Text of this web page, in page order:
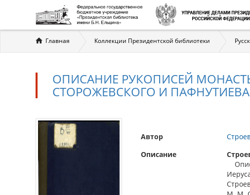
Вы
здесь
Главная Коллекции Президентской библиотеки
ОПИСАНИЕ РУКОПИСЕЙ
СТОРОЖЕВСКОГО И
Автор
Описание